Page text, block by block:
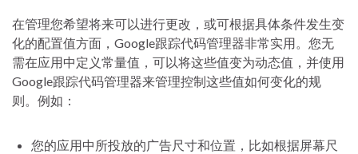
在管理您希望将来可以进行更改，或可根据具体条件发生变
化的配置值方面，Google跟踪代码管理器非常实用。您无
需在应用中定义常量值，可以将这些值变为动态值，并使用
Google跟踪代码管理器来管理控制这些值如何变化的规
则。例如：
您的应用中所投放的广告尺寸和位置，比如根据屏幕尺